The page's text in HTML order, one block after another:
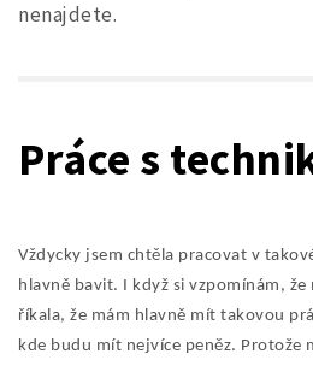
nenajdete.
Práce s
Vždycky jsem chtěla pracovat v
hlavně bavit. I když si vzpomínám,
říkala, že mám hlavně mít takovou
kde budu mít nejvíce peněz. Protože